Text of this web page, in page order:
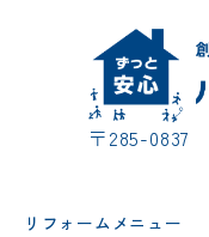
〒285-0837
リフォームメニュー